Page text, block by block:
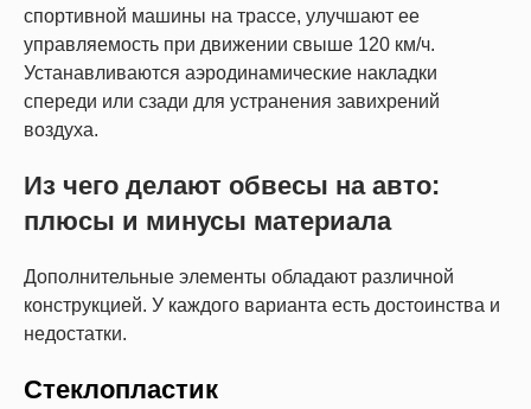
спортивной машины на трассе, улучшают ее
управляемость при движении свыше 120 км/ч.
Устанавливаются аэродинамические накладки
спереди или сзади для устранения завихрений
воздуха.
Из чего делают обвесы на авто:
плюсы и минусы материала
Дополнительные элементы обладают различной
конструкцией. У каждого варианта есть достоинства и
недостатки.
Стеклопластик